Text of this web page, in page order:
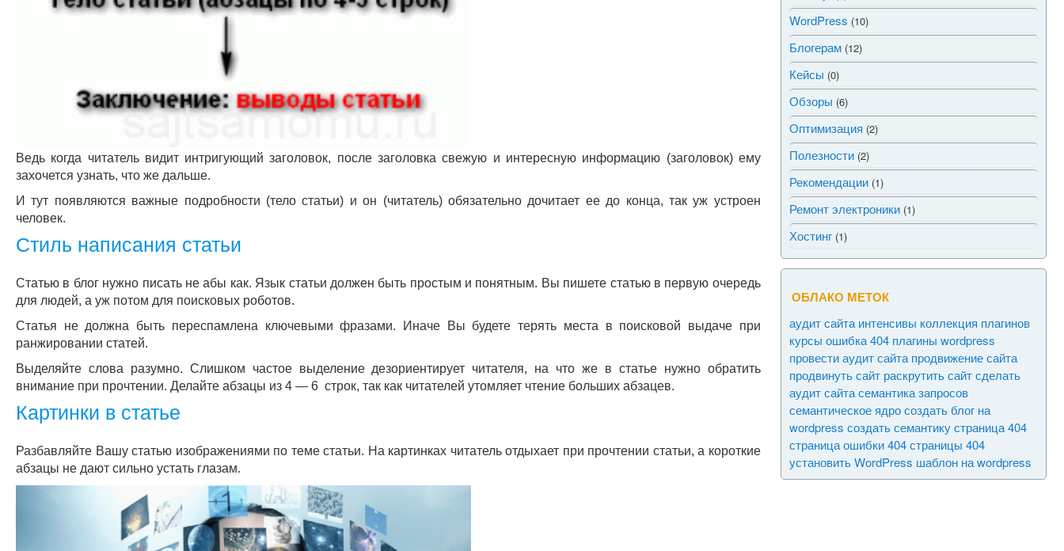
Ведь когда читатель видит интригующий заголовок, после заголовка свежую и интересную информацию (заголовок) ему
захочется узнать, что же дальше.
И тут появляются важные подробности (тело статьи) и он (читатель) обязательно дочитает ее до конца, так уж устроен
человек.
Стиль написания статьи
Статью в блог нужно писать не абы как. Язык статьи должен быть простым и понятным. Вы пишете статью в первую очередь
для людей, а уж потом для поисковых роботов.
Статья не должна быть переспамлена ключевыми фразами. Иначе Вы будете терять места в поисковой выдаче при
ранжировании статей.
Выделяйте слова разумно. Слишком частое выделение дезориентирует читателя, на что же в статье нужно обратить
внимание при прочтении. Делайте абзацы из 4 — 6 строк, так как читателей утомляет чтение больших абзацев.
Картинки в статье
Разбавляйте Вашу статью изображениями по теме статьи. На картинках читатель отдыхает при прочтении статьи, а короткие
абзацы не дают сильно устать глазам.
WordPress (10)
Блогерам(12)
Кейсы (0)
Обзоры (6)
Оптимизация (2)
Полезности(2)
Рекомендации(1)
Ремонт электроники(1)
Хостинг(1)
ОБЛАКО МЕТОК
аудит сайта интенсивы коллекция плагинов
курсы ошибка 404 плагины wordpress
провести аудит сайта продвижение сайта
продвинуть сайт раскрутить сайт сделать
аудит сайта семантика запросов
семантическое ядро создать блог на
wordpress создать семантику страница 404
страница ошибки 404 страницы 404
установить WordPress шаблон на wordpress